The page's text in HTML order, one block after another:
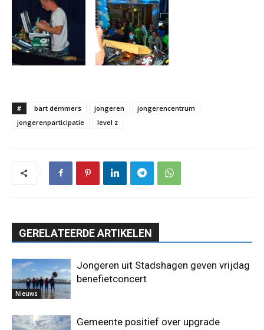
# bart demmers jongeren
jongerencentrum
jongerenparticipatie
level z
GERELATEERDE ARTIKELEN
Nieuws
Jongeren uit Stadshagen geven vrijdag
benefietconcert
Gemeente positief over upgrade